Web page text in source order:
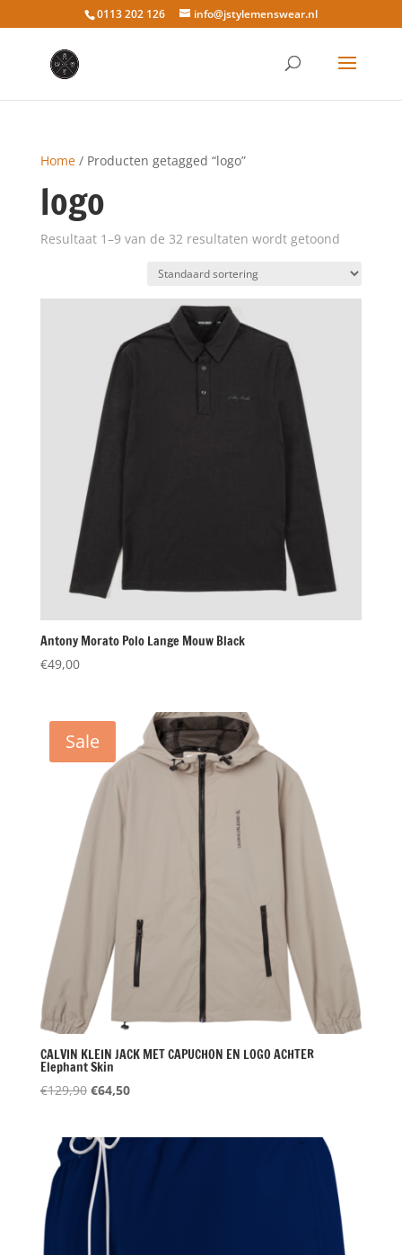
0113 202 126 info@jstylemenswear.nl
Home/ Producten getagged “logo”
logo
Resultaat 1–9 van de 32 resultaten wordt getoond
Antony Morato Polo Lange Mouw Black
€49,00
Sale
CALVIN KLEIN JACK MET CAPUCHON EN LOGO ACHTER
Elephant Skin
€129,90 Oorspronkelijke
€129,90.
€64,50Huidige